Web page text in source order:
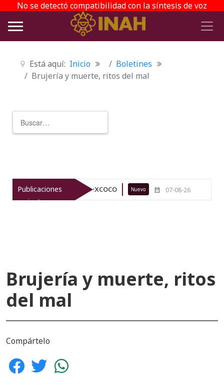
No se detectó compatibilidad con la síntesis de voz
Está aquí: Inicio
Boletines
Brujería y muerte, ritos del mal
Publicaciones
recientes
de Texcoco Nuevo 07-08-26 El viaje del
Brujería y muerte, ritos
del mal
Compártelo